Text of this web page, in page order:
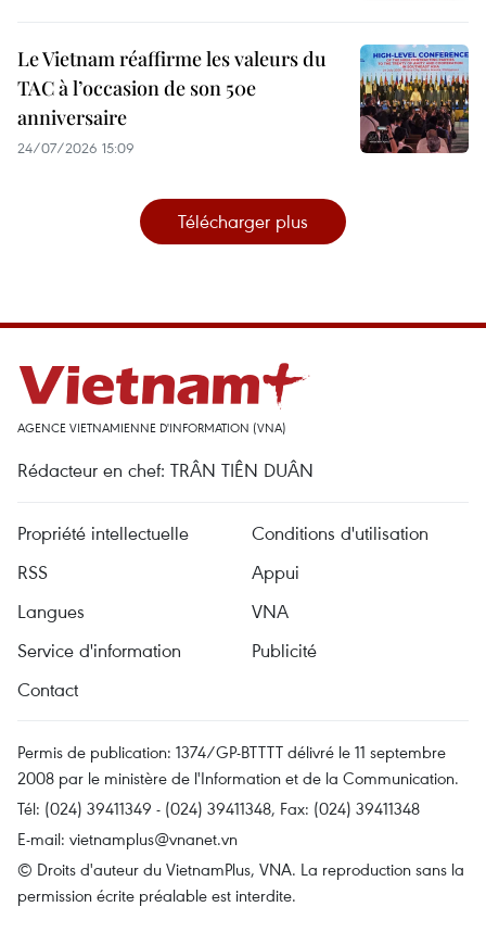
Le Vietnam réaffirme les valeurs du
TAC à l’occasion de son 50e
anniversaire
24/07/2026 15:09
Télécharger plus
AGENCE VIETNAMIENNE D'INFORMATION (VNA)
Rédacteur en chef: TRÂN TIÊN DUÂN
Propriété intellectuelle
Conditions d'utilisation
RSS
Appui
Langues
VNA
Service d'information
Publicité
Contact
Permis de publication: 1374/GP-BTTTT délivré le 11 septembre
2008 par le ministère de l'Information et de la Communication.
Tél: (024) 39411349 - (024) 39411348, Fax: (024) 39411348
E-mail: vietnamplus@vnanet.vn
© Droits d'auteur du VietnamPlus, VNA. La reproduction sans la
permission écrite préalable est interdite.